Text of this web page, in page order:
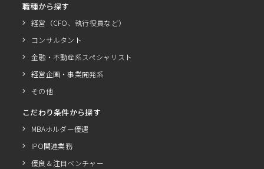
職種から探す
経営（CFO、執行役員など）
コンサルタント
金融・不動産系スペシャリスト
経営企画・事業開発系
その他
こだわり条件から探す
MBAホルダー優遇
IPO関連業務
優良＆注目ベンチャー